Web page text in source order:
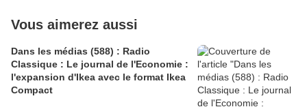
Vous aimerez aussi
Dans les médias (588) : Radio
Classique : Le journal de l'Economie :
l'expansion d'Ikea avec le format Ikea
Compact